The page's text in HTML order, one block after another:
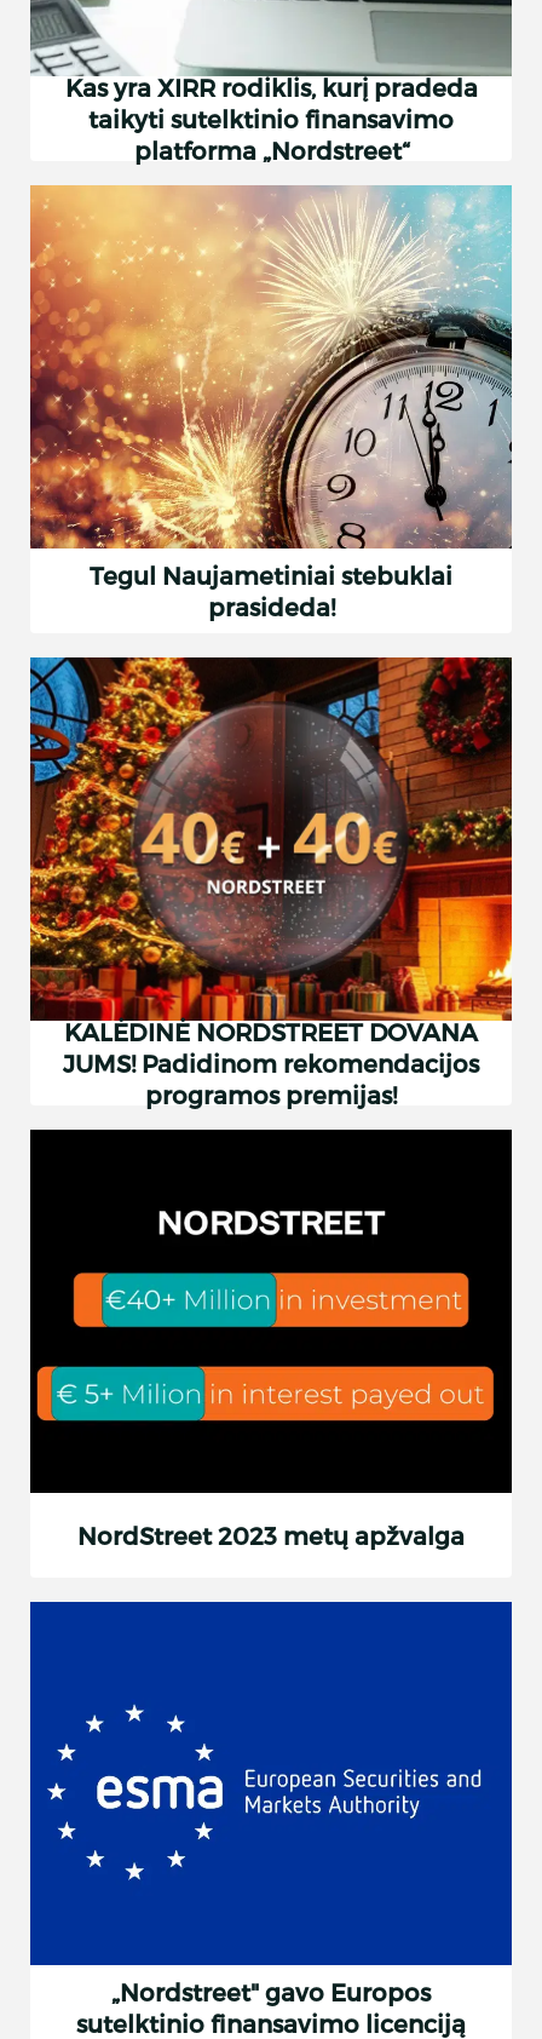
Kas yra XIRR rodiklis, kurį pradeda
taikyti sutelktinio finansavimo
platforma „Nordstreet“
Tegul Naujametiniai stebuklai
prasideda!
KALĖDINĖ NORDSTREET DOVANA
JUMS! Padidinom rekomendacijos
programos premijas!
NordStreet 2023 metų apžvalga
„Nordstreet" gavo Europos
sutelktinio finansavimo licenciją